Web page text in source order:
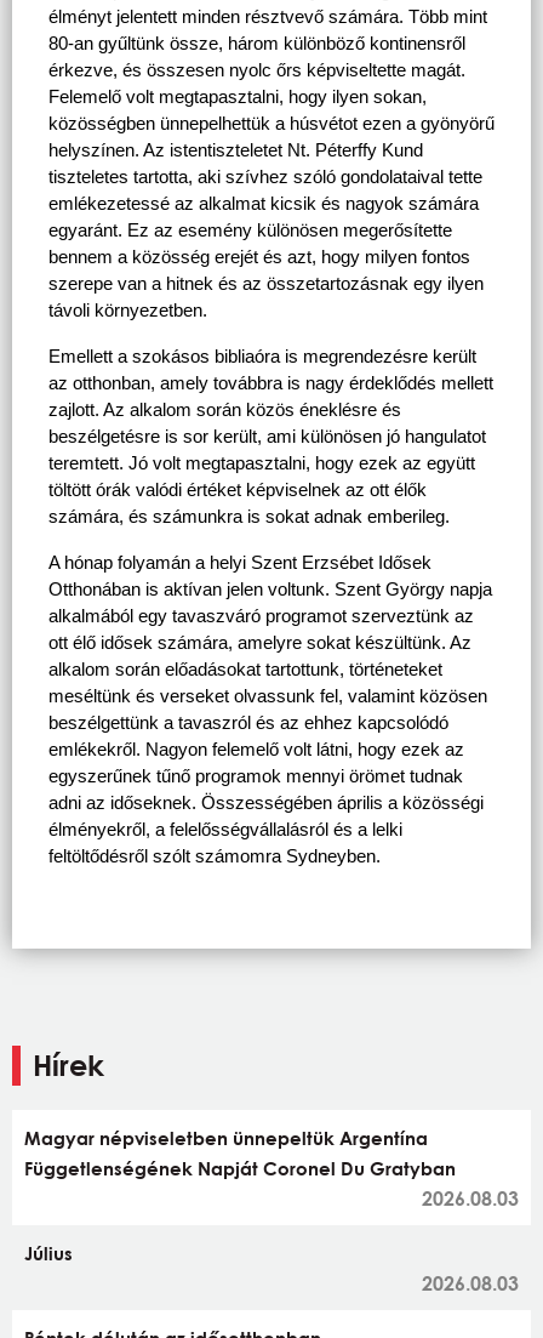
élményt jelentett minden résztvevő számára. Több mint
80-an gyűltünk össze, három különböző kontinensről
érkezve, és összesen nyolc őrs képviseltette magát.
Felemelő volt megtapasztalni, hogy ilyen sokan,
közösségben ünnepelhettük a húsvétot ezen a gyönyörű
helyszínen. Az istentiszteletet Nt. Péterffy Kund
tiszteletes tartotta, aki szívhez szóló gondolataival tette
emlékezetessé az alkalmat kicsik és nagyok számára
egyaránt. Ez az esemény különösen megerősítette
bennem a közösség erejét és azt, hogy milyen fontos
szerepe van a hitnek és az összetartozásnak egy ilyen
távoli környezetben.
Emellett a szokásos bibliaóra is megrendezésre került
az otthonban, amely továbbra is nagy érdeklődés mellett
zajlott. Az alkalom során közös éneklésre és
beszélgetésre is sor került, ami különösen jó hangulatot
teremtett. Jó volt megtapasztalni, hogy ezek az együtt
töltött órák valódi értéket képviselnek az ott élők
számára, és számunkra is sokat adnak emberileg.
A hónap folyamán a helyi Szent Erzsébet Idősek
Otthonában is aktívan jelen voltunk. Szent György napja
alkalmából egy tavaszváró programot szerveztünk az
ott élő idősek számára, amelyre sokat készültünk. Az
alkalom során előadásokat tartottunk, történeteket
meséltünk és verseket olvassunk fel, valamint közösen
beszélgettünk a tavaszról és az ehhez kapcsolódó
emlékekről. Nagyon felemelő volt látni, hogy ezek az
egyszerűnek tűnő programok mennyi örömet tudnak
adni az időseknek. Összességében április a közösségi
élményekről, a felelősségvállalásról és a lelki
feltöltődésről szólt számomra Sydneyben.
Hírek
Magyar népviseletben ünnepeltük Argentína
Függetlenségének Napját Coronel Du Gratyban
2026.08.03
Július
2026.08.03